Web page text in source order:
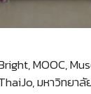
,MOOC,
,มหาวิทยา